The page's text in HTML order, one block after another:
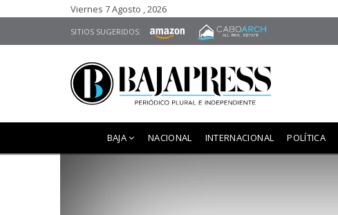
Viernes 7 Agosto , 2026
SITIOS SUGERIDOS:
BAJA NACIONAL INTERNACIONAL POLÍTICA